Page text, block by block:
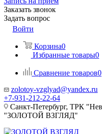
Заказать звонок
Задать вопрос
Войти
Корзина0
Избранные товары0
Сравнение товаров0
zolotoy-vzglyad@yandex.ru
+7-931-212-22-64
Санкт-Петербург, ТРК
"ЗОЛОТОЙ ВЗГЛЯД"